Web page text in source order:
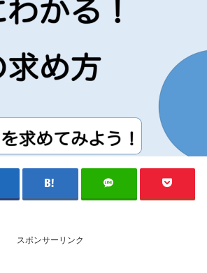
スポンサーリンク